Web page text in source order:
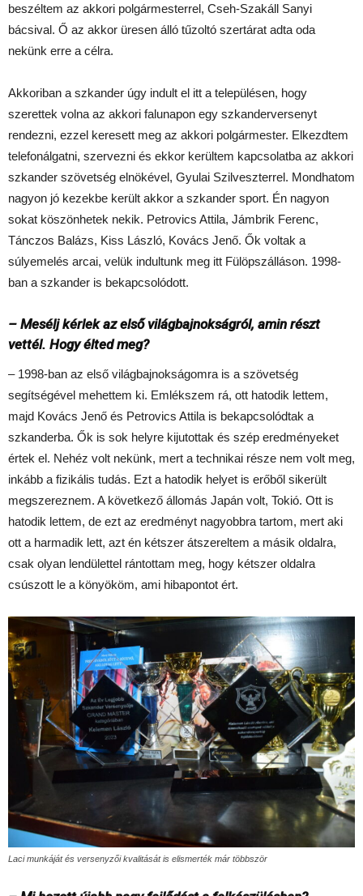
beszéltem az akkori polgármesterrel, Cseh-Szakáll Sanyi
bácsival. Ő az akkor üresen álló tűzoltó szertárat adta oda
nekünk erre a célra.
Akkoriban a szkander úgy indult el itt a településen, hogy
szerettek volna az akkori falunapon egy szkanderversenyt
rendezni, ezzel keresett meg az akkori polgármester. Elkezdtem
telefonálgatni, szervezni és ekkor kerültem kapcsolatba az akkori
szkander szövetség elnökével, Gyulai Szilveszterrel. Mondhatom
nagyon jó kezekbe került akkor a szkander sport. Én nagyon
sokat köszönhetek nekik. Petrovics Attila, Jámbrik Ferenc,
Tánczos Balázs, Kiss László, Kovács Jenő. Ők voltak a
súlyemelés arcai, velük indultunk meg itt Fülöpszálláson. 1998-
ban a szkander is bekapcsolódott.
– Mesélj kérlek az első világbajnokságról, amin részt
vettél. Hogy élted meg?
– 1998-ban az első világbajnokságomra is a szövetség
segítségével mehettem ki. Emlékszem rá, ott hatodik lettem,
majd Kovács Jenő és Petrovics Attila is bekapcsolódtak a
szkanderba. Ők is sok helyre kijutottak és szép eredményeket
értek el. Nehéz volt nekünk, mert a technikai része nem volt meg,
inkább a fizikális tudás. Ezt a hatodik helyet is erőből sikerült
megszereznem. A következő állomás Japán volt, Tokió. Ott is
hatodik lettem, de ezt az eredményt nagyobbra tartom, mert aki
ott a harmadik lett, azt én kétszer átszereltem a másik oldalra,
csak olyan lendülettel rántottam meg, hogy kétszer oldalra
csúszott le a könyököm, ami hibapontot ért.
Laci munkáját és versenyzői kvalitását is elismerték már többször